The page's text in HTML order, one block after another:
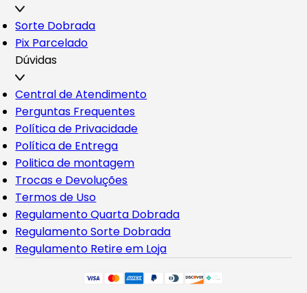
Sorte Dobrada
Pix Parcelado
Dúvidas
Central de Atendimento
Perguntas Frequentes
Política de Privacidade
Política de Entrega
Politica de montagem
Trocas e Devoluções
Termos de Uso
Regulamento Quarta Dobrada
Regulamento Sorte Dobrada
Regulamento Retire em Loja